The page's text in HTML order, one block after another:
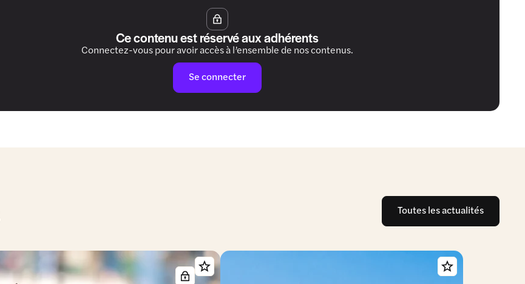
Ce contenu est réservé aux adhérents
Connectez-vous pour avoir accès à l’ensemble de nos contenus.
Se connecter
Toutes les actualités